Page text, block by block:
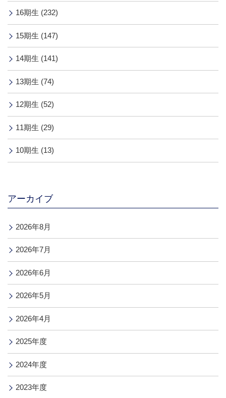
16期生 (232)
15期生 (147)
14期生 (141)
13期生 (74)
12期生 (52)
11期生 (29)
10期生 (13)
アーカイブ
2026年8月
2026年7月
2026年6月
2026年5月
2026年4月
2025年度
2024年度
2023年度